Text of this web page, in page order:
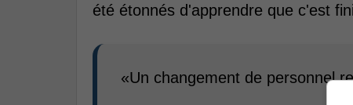
été étonnés d'apprendre que c'est
«Un changement de personnel